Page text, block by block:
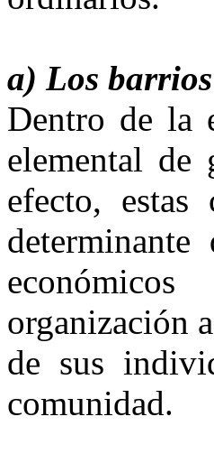
a) Los
Dentro de la
elemental de
efecto, estas
organización
de sus
comunidad.